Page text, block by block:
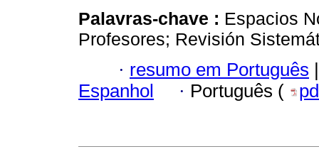
Palavras-chave : Espacios
Profesores; Revisión
· resumo em Português |
Espanhol
· Português (